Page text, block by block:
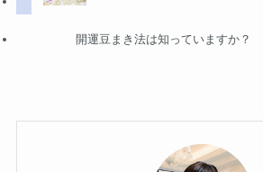
開運豆まき法は知っていますか